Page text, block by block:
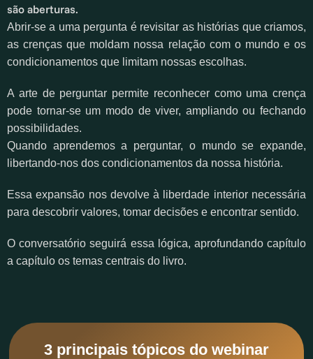
são aberturas.
Abrir-se a uma pergunta é revisitar as histórias que criamos,
as crenças que moldam nossa relação com o mundo e os
condicionamentos que limitam nossas escolhas.
A arte de perguntar permite reconhecer como uma crença
pode tornar-se um modo de viver, ampliando ou fechando
possibilidades.
Quando aprendemos a perguntar, o mundo se expande,
libertando-nos dos condicionamentos da nossa história.
Essa expansão nos devolve à liberdade interior necessária
para descobrir valores, tomar decisões e encontrar sentido.
O conversatório seguirá essa lógica, aprofundando capítulo
a capítulo os temas centrais do livro.
3 principais tópicos do webinar